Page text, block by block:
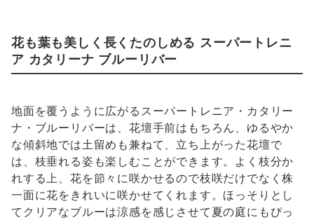
花も葉も美しく長くたのしめる スーパートレニ
ア カタリーナ ブルーリバー
地面を覆うように広がるスーパートレニア・カタリー
ナ・ブルーリバーは、花壇手前はもちろん、ゆるやか
な傾斜地では土留めも兼ねて、立ち上がった花壇で
は、枝垂れる姿も楽しむことができます。よく枝分か
れする上、花を節々に咲かせるので枝咲だけでなく株
一面に花をきれいに咲かせてくれます。ほっそりとし
てクリアなブルーは涼感を感じさせて夏の庭にもぴっ